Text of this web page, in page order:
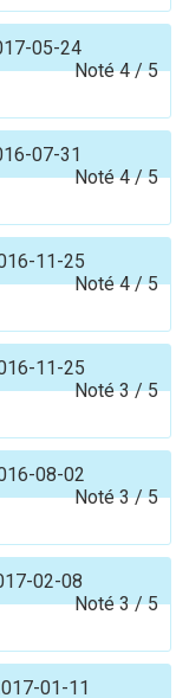
05-24
Noté4/5
07-31
Noté4/5
11-25
Noté4/5
11-25
Noté3/5
08-02
Noté3/5
02-08
Noté3/5
01-11